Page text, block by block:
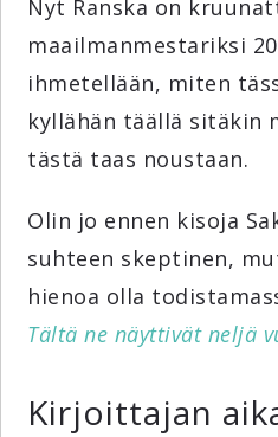
Nyt Ranska on
maailmanmestariksi
ihmetellään, miten
kyllähän täällä sitäkin
tästä taas noustaan.
Olin jo ennen kisoja
suhteen skeptinen,
hienoa olla
Tältä ne näyttivät neljä
Kirjoittajan